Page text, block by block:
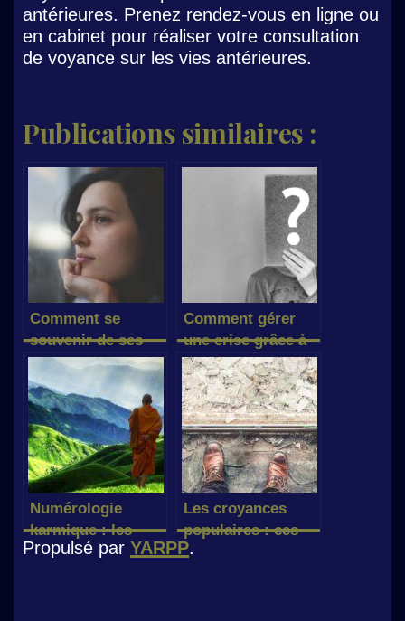
antérieures. Prenez rendez-vous en ligne ou
en cabinet pour réaliser votre consultation
de voyance sur les vies antérieures.
Publications similaires :
Comment se
souvenir de ses
vies antérieures ?
Comment gérer
une crise grâce à
la voyance ?
Numérologie
karmique : les
nombres de dette
Les croyances
populaires : ces
choses qui portent
Propulsé par YARPP.